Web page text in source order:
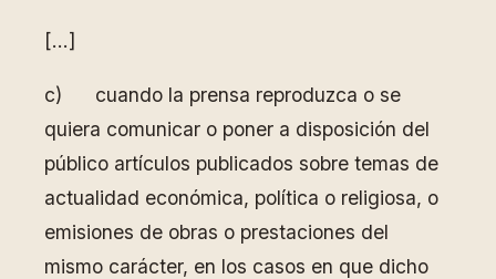
[…]
c) cuando la prensa reproduzca o se
quiera comunicar o poner a disposición del
público artículos publicados sobre temas de
actualidad económica, política o religiosa, o
emisiones de obras o prestaciones del
mismo carácter, en los casos en que dicho